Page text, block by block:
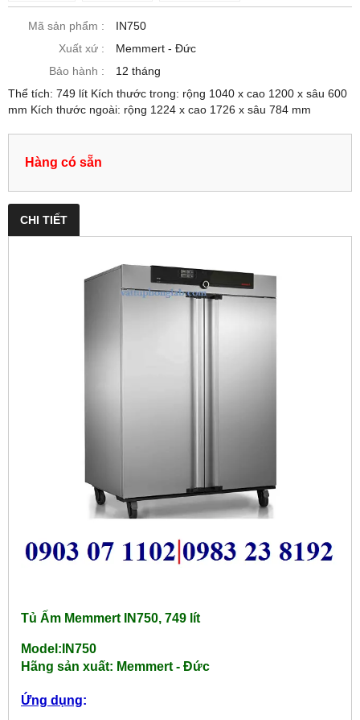
Mã sản phẩm :
IN750
Xuất xứ :
Memmert - Đức
Bảo hành :
12 tháng
Thể tích: 749 lít Kích thước trong: rộng 1040 x cao 1200 x sâu 600
mm Kích thước ngoài: rộng 1224 x cao 1726 x sâu 784 mm
Hàng có sẵn
CHI TIẾT
Tủ Ấm Memmert IN750, 749 lít
Model:IN750
Hãng sản xuất: Memmert - Đức
Ứng dụng: